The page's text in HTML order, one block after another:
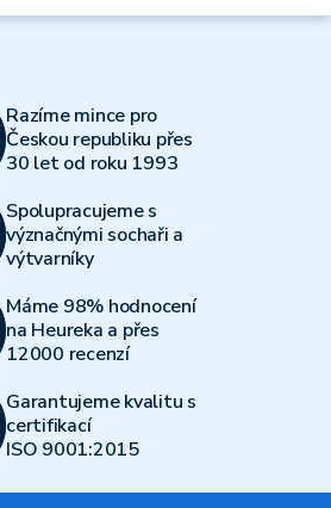
Razíme mince pro
Českou republiku přes
30 let od roku 1993
Spolupracujeme s
význačnými sochaři a
výtvarníky
Máme 98% hodnocení
na Heureka a přes
12000 recenzí
Garantujeme kvalitu s
certifikací
ISO 9001:2015